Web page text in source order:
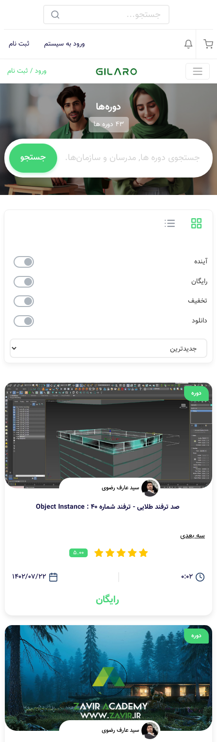
ورود به سیستم ثبت نام
ورود / ثبت نام
دوره‌ها
43 دوره ها
جستجو
آینده
رایگان
تخفیف
دانلود
دوره
سید عارف رضوی
صد ترفند طلایی - ترفند شماره 40 : Object Instance
سه بعدی
5.00
0:02
1402/07/22
رایگان
دوره
سید عارف رضوی